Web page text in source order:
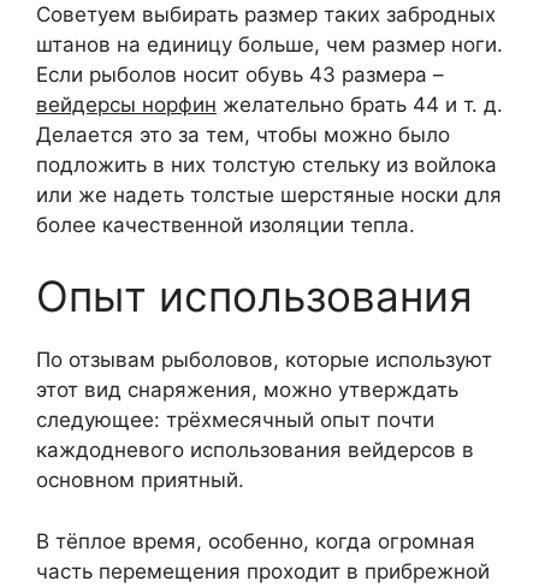
Советуем выбирать размер таких забродных
штанов на единицу больше, чем размер ноги.
Если рыболов носит обувь 43 размера –
вейдерсы норфин желательно брать 44 и т. д.
Делается это за тем, чтобы можно было
подложить в них толстую стельку из войлока
или же надеть толстые шерстяные носки для
более качественной изоляции тепла.
Опыт использования
По отзывам рыболовов, которые используют
этот вид снаряжения, можно утверждать
следующее: трёхмесячный опыт почти
каждодневого использования вейдерсов в
основном приятный.
В тёплое время, особенно, когда огромная
часть перемещения проходит в прибрежной